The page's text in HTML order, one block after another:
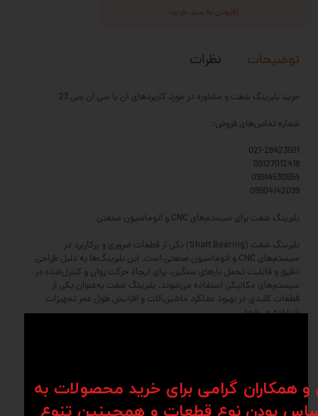
افزودن به سبد خرید
توضیحات نظرات
خرید بلبرینگ شفت و مشاوره در مورد کاربردهای آن با سی ان سی 23
شماره تماس‌های فروش:
021-28423501
09127012418
09914530554
09904142099
بلبرینگ شفت برای سیستم‌های CNC و اتوماسیون صنعتی
بلبرینگ شفت (Shaft Bearing) یکی از قطعات ضروری و پرکاربرد در
سیستم‌های CNC و اتوماسیون صنعتی است. این بلبرینگ‌ها به دلیل طراحی
دقیق و قابلیت تحمل بارهای سنگین، برای ایجاد حرکت روان و کنترل‌شده در
سیستم‌های مکانیکی استفاده می‌شوند. بلبرینگ شفت به‌عنوان یکی از
قطعات کلیدی در بهبود عملکرد ماشین‌آلات و افزایش طول عمر تجهیزات
شناخته می‌شود.
فراهم می‌کند و از ایجاد اصطکاک و سایش جلوگیری می‌کند.
مقاومت در برابر بارهای سنگین: طراحی این بلبرینگ‌ها به گونه‌ای است که
همکاران گرامی برای خرید محصولات به